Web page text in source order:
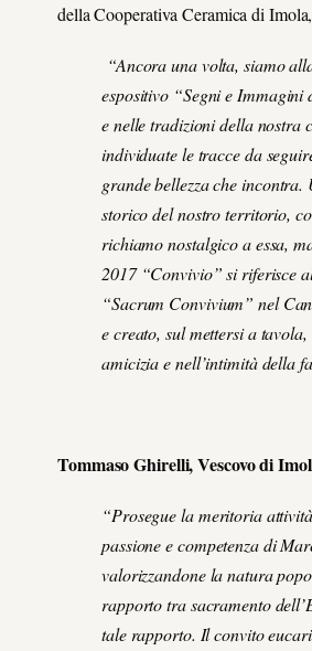
della Cooperativa Ceramica di
“Ancora una volta, siamo
espositivo “Segni e
e nelle tradizioni della nostra
individuate le tracce da
grande bellezza che
storico del nostro territorio,
richiamo nostalgico a essa,
2017 “Convivio” si riferisce
“Sacrum Convivium” nel
e creato, sul mettersi a
amicizia e nell’intimità della
Tommaso Ghirelli, Vescovo di
“Prosegue la meritoria
passione e competenza di
valorizzandone la natura
rapporto tra sacramento
tale rapporto. Il convito